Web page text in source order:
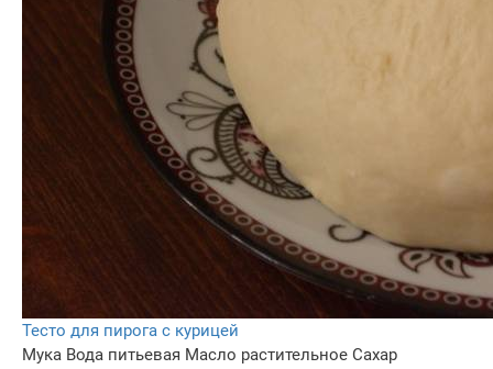
Тесто для пирога с курицей
Мука Вода питьевая Масло растительное Сахар